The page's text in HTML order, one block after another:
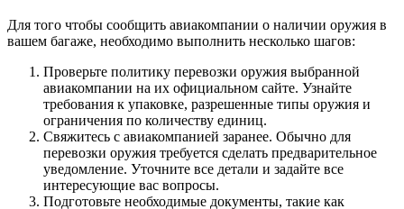
Для того чтобы сообщить авиакомпании о наличии оружия в
вашем багаже, необходимо выполнить несколько шагов:
Проверьте политику перевозки оружия выбранной
авиакомпании на их официальном сайте. Узнайте
требования к упаковке, разрешенные типы оружия и
ограничения по количеству единиц.
Свяжитесь с авиакомпанией заранее. Обычно для
перевозки оружия требуется сделать предварительное
уведомление. Уточните все детали и задайте все
интересующие вас вопросы.
Подготовьте необходимые документы, такие как